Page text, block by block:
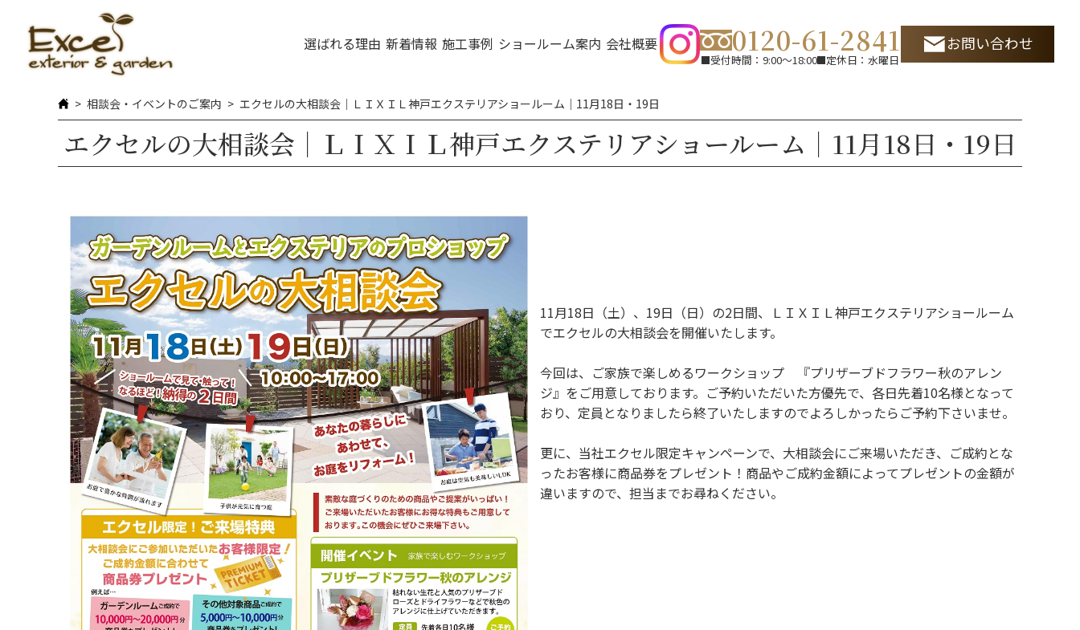
選ばれる理由 新着情報 施工事例 ショールーム案内 会社概要 0120-61-2841
受付時間：9:00～18:00 定休日：水曜日
お問い合わせ
相談会・イベントのご案内 エクセルの大相談会｜ＬＩＸＩＬ神戸エクステリアショールーム｜11月18日・19日
エクセルの大相談会｜ＬＩＸＩＬ神戸エクステリアショールーム｜11月18日・19日
11月18日（土）、19日（日）の2日間、ＬＩＸＩＬ神戸エクステリアショールーム
でエクセルの大相談会を開催いたします。
今回は、ご家族で楽しめるワークショップ 『プリザーブドフラワー秋のアレン
ジ』をご用意しております。ご予約いただいた方優先で、各日先着10名様となって
おり、定員となりましたら終了いたしますのでよろしかったらご予約下さいませ。
更に、当社エクセル限定キャンペーンで、大相談会にご来場いただき、ご成約とな
ったお客様に商品券をプレゼント！商品やご成約金額によってプレゼントの金額が
違いますので、担当までお尋ねください。